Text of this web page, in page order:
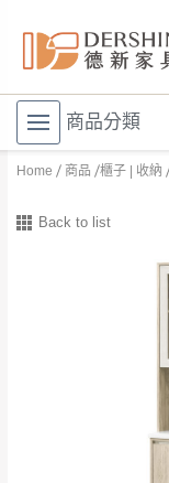
商品分類
Home 商品 櫃子 | 收納
Back to list